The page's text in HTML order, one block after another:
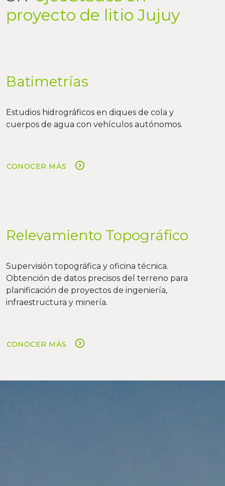
proyecto de litio Jujuy
Batimetrías
Estudios hidrográficos en diques de cola y
cuerpos de agua con vehículos autónomos.
CONOCER MÁS
Relevamiento Topográfico
Supervisión topográfica y oficina técnica.
Obtención de datos precisos del terreno para
planificación de proyectos de ingeniería,
infraestructura y minería.
CONOCER MÁS